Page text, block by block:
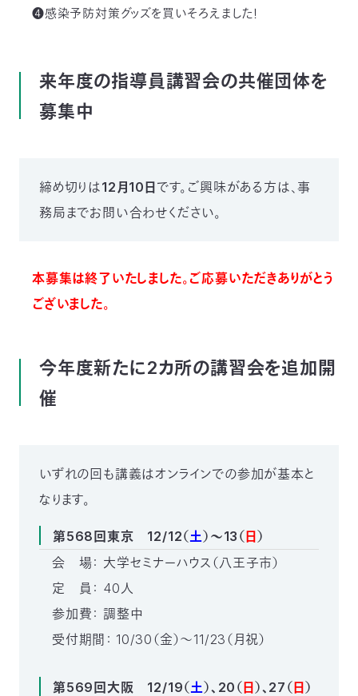
❹感染予防対策グッズを買いそろえました！
来年度の指導員講習会の共催団体を
募集中
締め切りは12月10日です。ご興味がある方は、事
務局までお問い合わせください。
本募集は終了いたしました。ご応募いただきありがとう
ございました。
今年度新たに2カ所の講習会を追加開
催
いずれの回も講義はオンラインでの参加が基本と
なります。
第568回東京 12/12（土）～13（日）
会 場： 大学セミナーハウス（八王子市）
定 員： 40人
参加費： 調整中
受付期間： 10/30（金）～11/23（月祝）
第569回大阪 12/19（土）、20（日）、27（日）